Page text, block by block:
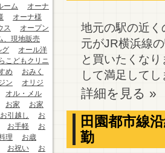
ーム
オーナ
オーナ様
ス
オープン
、現地販売
グ
オール洋
こどもクリニ
め
おみく
ン
オリジ
オル・メル
お家
お家
お引越し
お
お手軽
お
理
お歳
お祝い
お
地元の駅の近
元がJR横浜線
と買いたくな
して満足して
詳細を見る »
田園都市線
勤